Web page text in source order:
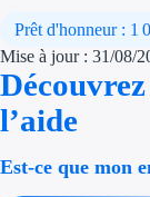
Prêt d'honneur : 1
Mise à jour : 31/08/
l’aide
Est-ce que mon